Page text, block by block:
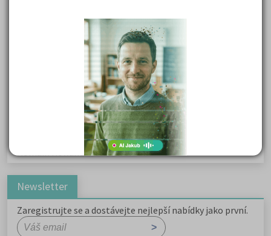
Kritika hry M. L. King v Salesiánském divadle
Důležité reakce organických sloučenin a jejich význam
Zákonitosti v elektronové struktuře
Základní charakteristiky obyvatelstva a geografie sídel
Karel Hynek Mácha: Máj
Karel Havlíček Borovský: Tyrolské elegie
Romain Rolland: Petr a Lucie
Newsletter
Zaregistrujte se a dostávejte nejlepší nabídky jako první.